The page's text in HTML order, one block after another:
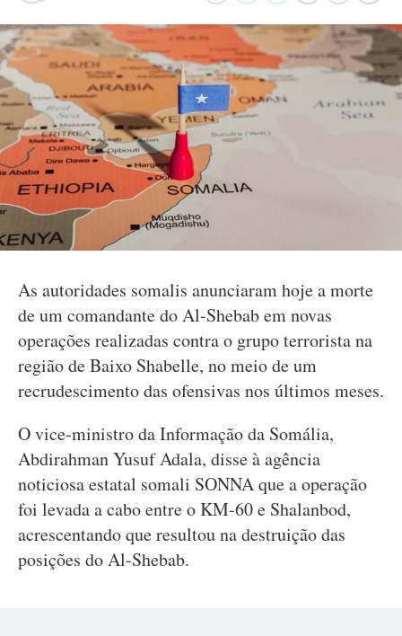
As autoridades somalis anunciaram hoje a morte
de um comandante do Al-Shebab em novas
operações realizadas contra o grupo terrorista na
região de Baixo Shabelle, no meio de um
recrudescimento das ofensivas nos últimos meses.
O vice-ministro da Informação da Somália,
Abdirahman Yusuf Adala, disse à agência
noticiosa estatal somali SONNA que a operação
foi levada a cabo entre o KM-60 e Shalanbod,
acrescentando que resultou na destruição das
posições do Al-Shebab.